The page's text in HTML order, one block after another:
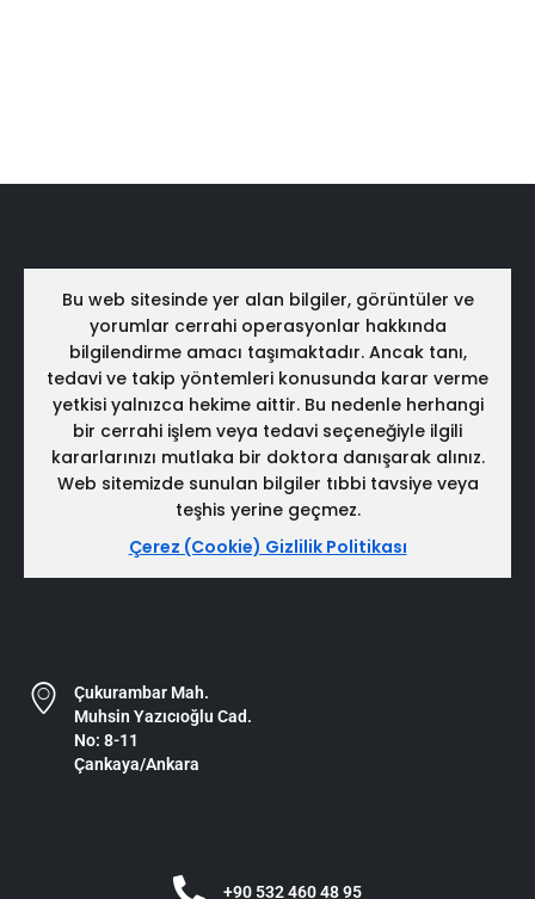
Bu web sitesinde yer alan bilgiler, görüntüler ve
yorumlar cerrahi operasyonlar hakkında
bilgilendirme amacı taşımaktadır. Ancak tanı,
tedavi ve takip yöntemleri konusunda karar verme
yetkisi yalnızca hekime aittir. Bu nedenle herhangi
bir cerrahi işlem veya tedavi seçeneğiyle ilgili
kararlarınızı mutlaka bir doktora danışarak alınız.
Web sitemizde sunulan bilgiler tıbbi tavsiye veya
teşhis yerine geçmez.
Çerez (Cookie) Gizlilik Politikası
Çukurambar Mah.
Muhsin Yazıcıoğlu Cad.
No: 8-11
Çankaya/Ankara
+90 532 460 48 95